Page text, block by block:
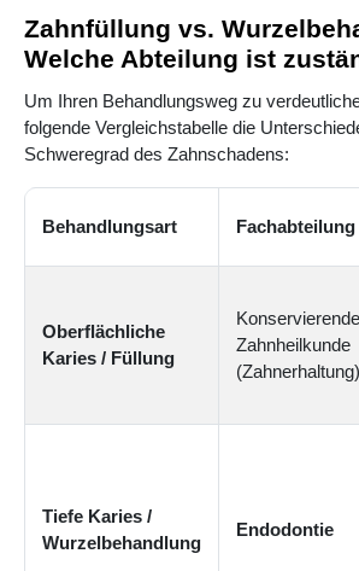
Zahnfüllung vs.
Welche Abteilung ist
Um Ihren Behandlungsweg zu
folgende Vergleichstabelle die
Schweregrad des Zahnschadens:
Behandlungsart Fachabteilung
Oberflächliche
Karies / Füllung
Konservierende
Zahnheilkunde
(Zahnerhaltung)
Tiefe Karies /
Wurzelbehandlung
Endodontie